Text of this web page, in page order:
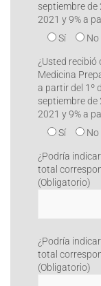
septiembre de
2021 y 9% a
Sí
No
¿Usted
Medicina
a partir del 1º
septiembre de
2021 y 9% a
Sí
No
¿Podría
total
(Obligatorio)
¿Podría
total
(Obligatorio)